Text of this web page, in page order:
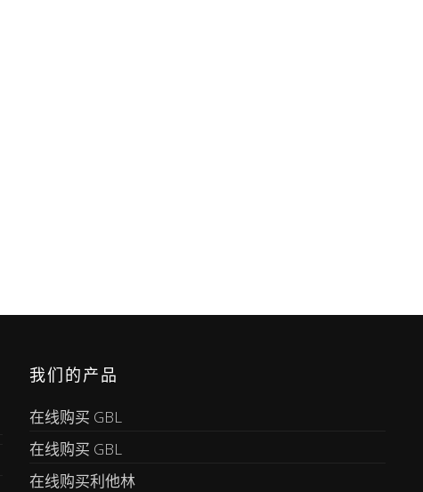
我们的产品
在线购买 GBL
在线购买 GBL
在线购买利他林